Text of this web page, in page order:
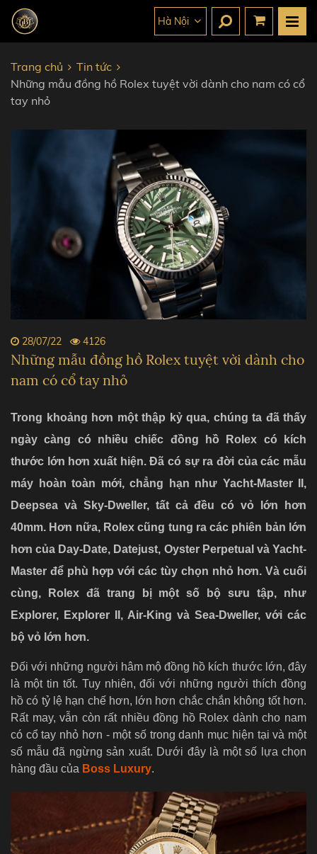
Hà Nội
Trang chủ
Tin tức
Những mẫu đồng hồ Rolex tuyệt vời dành cho nam có cổ
tay nhỏ
28/07/22 4126
Những mẫu đồng hồ Rolex tuyệt vời dành cho
nam có cổ tay nhỏ
Trong khoảng hơn một thập kỷ qua, chúng ta đã thấy
ngày càng có nhiều chiếc đồng hồ Rolex có kích
thước lớn hơn xuất hiện. Đã có sự ra đời của các mẫu
máy hoàn toàn mới, chẳng hạn như Yacht-Master II,
Deepsea và Sky-Dweller, tất cả đều có vỏ lớn hơn
40mm. Hơn nữa, Rolex cũng tung ra các phiên bản lớn
hơn của Day-Date, Datejust, Oyster Perpetual và Yacht-
Master để phù hợp với các tùy chọn nhỏ hơn. Và cuối
cùng, Rolex đã trang bị một số bộ sưu tập, như
Explorer, Explorer II, Air-King và Sea-Dweller, với các
bộ vỏ lớn hơn.
Đối với những người hâm mộ đồng hồ kích thước lớn, đây
là một tin tốt. Tuy nhiên, đối với những người thích đồng
hồ có tỷ lệ hạn chế hơn, lớn hơn chắc chắn không tốt hơn.
Rất may, vẫn còn rất nhiều đồng hồ Rolex dành cho nam
có cổ tay nhỏ hơn - một số trong danh mục hiện tại và một
số mẫu đã ngừng sản xuất. Dưới đây là một số lựa chọn
hàng đầu của Boss Luxury.